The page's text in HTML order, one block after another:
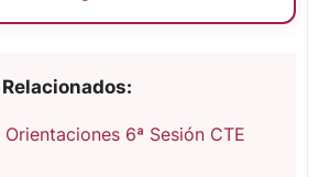
Orientaciones 6ª Sesión CTE